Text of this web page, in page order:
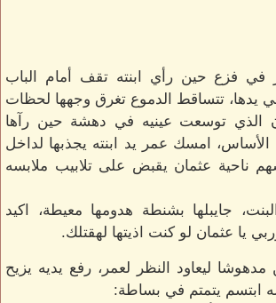
فزع حين رأي ابنته تقف أمام الباب
يدها، تتساقط الدموع تغرق وجهها لحظات
الذي توسعت عينيه في دهشة حين رآها
امسك عمر يد ابنته يجذبها لداخل
ناحية عثمان يقبض على تلابيب ملابسه
جايبلها بشنطة هدومها معيطة، اكيد
يا عثمان لو كنت اذيتها لهقتلك.
ليعاود النظر لعمر، رفع يديه يزيح
ابتسم يتمتم في بساطة: